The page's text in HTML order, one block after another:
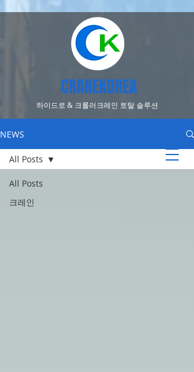
CRANEKOREA
​하이드로 & 크롤러크레인 토탈 솔루션
NEWS
All Posts
크레인
All Posts